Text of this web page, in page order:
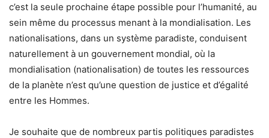
c’est la seule prochaine étape possible pour l’humanité, au
sein même du processus menant à la mondialisation. Les
nationalisations, dans un système paradiste, conduisent
naturellement à un gouvernement mondial, où la
mondialisation (nationalisation) de toutes les ressources
de la planète n’est qu’une question de justice et d’égalité
entre les Hommes.
Je souhaite que de nombreux partis politiques paradistes